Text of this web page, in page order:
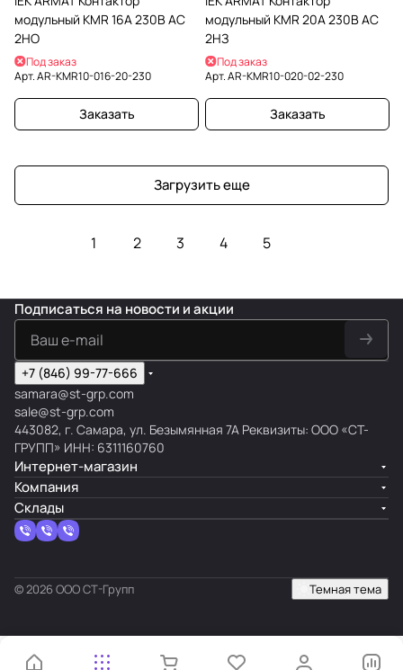
модульный KMR 16А 230В AC
2НО
Под заказ
Арт.AR-KMR10-016-20-230
Заказать
модульный KMR 20А 230В AC
2НЗ
Под заказ
Арт.AR-KMR10-020-02-230
Заказать
Загрузить еще
1 2 3 4 5
Подписаться на новости и акции
+7 (846) 99-77-666
samara@st-grp.com
sale@st-grp.com
443082, г. Самара, ул. Безымянная 7А Реквизиты: ООО «СТ-
ГРУПП» ИНН: 6311160760
Интернет-магазин
Компания
Склады
© 2026 ООО СТ-Групп Темная тема